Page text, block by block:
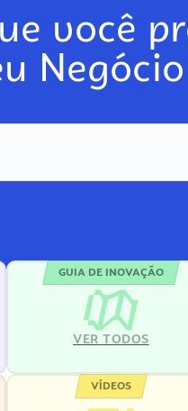
você
Negócio
GUIA DE INOVAÇÃO
VER TODOS
VÍDEOS